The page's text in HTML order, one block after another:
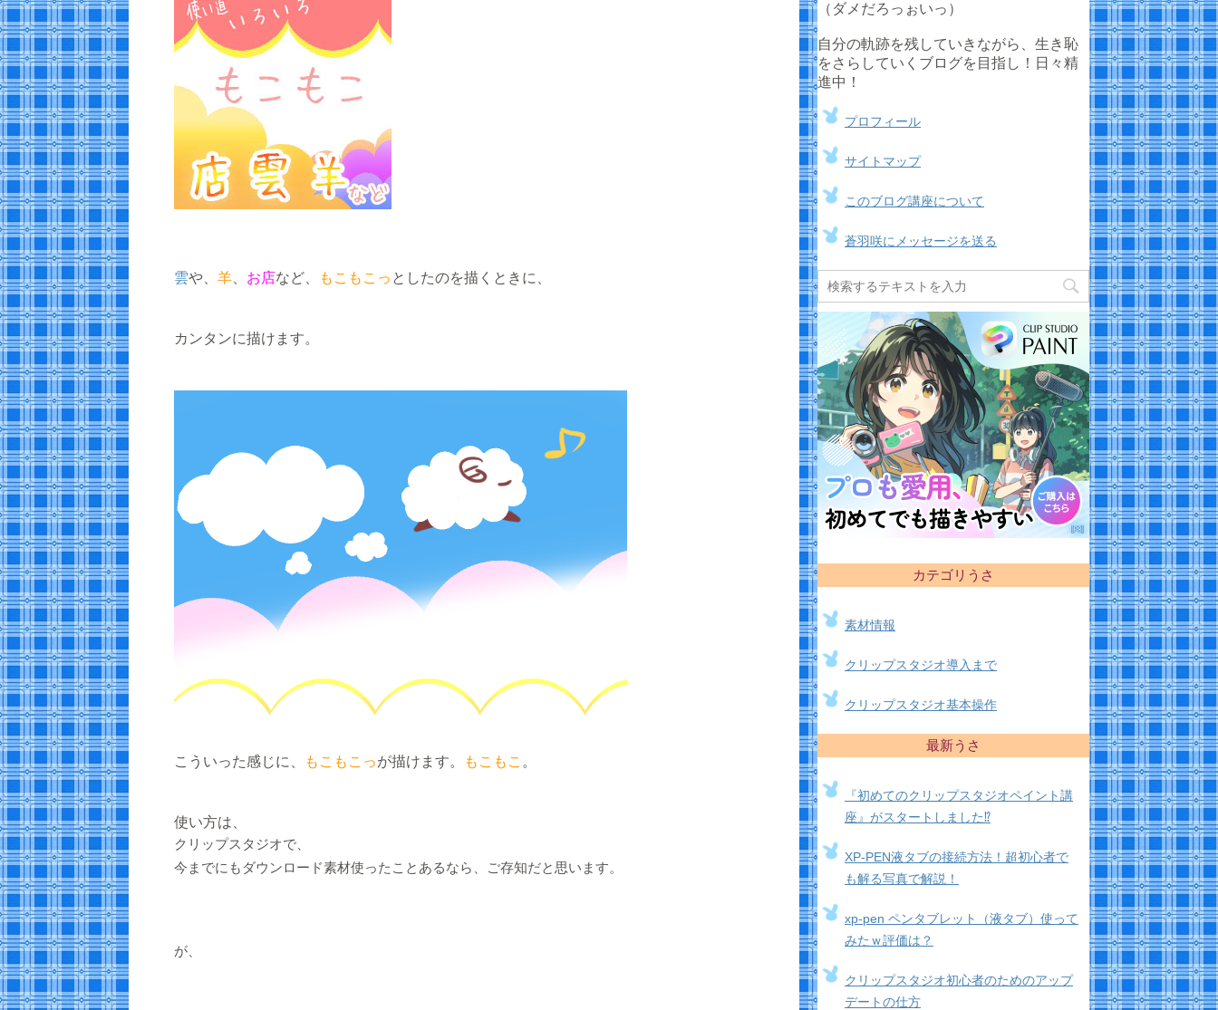
雲や、 羊 お店など、 もこもこっ としたのを描くときに、
カンタンに描けます。
こういった感じに、 もこもこっが描けます。 もこもこ 。
使い方は、
クリップスタジオで、
今までにもダウンロード素材使ったことあるなら、ご存知だと思います。
が、
（ダメだろっぉいっ）
自分の軌跡を残していきながら、生き恥
をさらしていくブログを目指し！日々精
進中！
プロフィール
サイトマップ
このブログ講座について
蒼羽咲にメッセージを送る
カテゴリうさ
素材情報
クリップスタジオ導入まで
クリップスタジオ基本操作
最新うさ
『初めてのクリップスタジオペイント講
座』がスタートしました⁉
XP-PEN液タブの接続方法！超初心者で
も解る写真で解説！
xp-pen ペンタブレット（液タブ）使って
みたｗ評価は？
クリップスタジオ初心者のためのアップ
デートの仕方